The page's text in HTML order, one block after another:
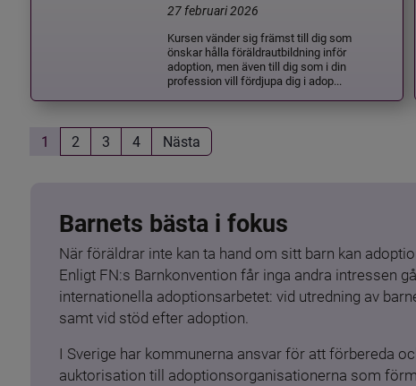
27 februari 2026
Kursen vänder sig främst till dig som
önskar hålla föräldrautbildning inför
adoption, men även till dig som i din
profession vill fördjupa dig i adop...
1 2 3 4 Nästa
Barnets bästa i fokus
När föräldrar inte kan ta hand om sitt barn kan
Enligt FN:s Barnkonvention får inga andra intressen
internationella adoptionsarbetet: vid utredning av
samt vid stöd efter adoption.
I Sverige har kommunerna ansvar för att förbereda
auktorisation till adoptionsorganisationerna som